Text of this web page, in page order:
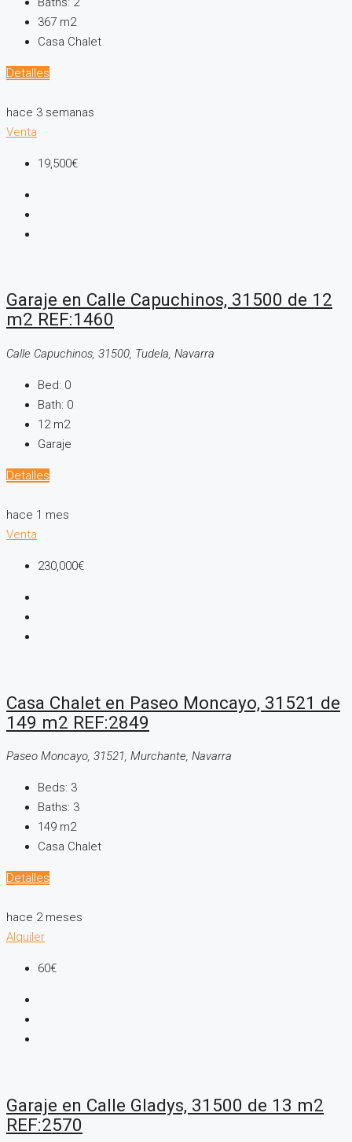
367 m2
Casa Chalet
Detalles
hace 3 semanas
Venta
19,500€
Garaje en Calle Capuchinos, 31500 de 12
m2 REF:1460
Calle Capuchinos, 31500, Tudela, Navarra
Bed: 0
Bath: 0
12 m2
Garaje
Detalles
hace 1 mes
Venta
230,000€
Casa Chalet en Paseo Moncayo, 31521 de
149 m2 REF:2849
Paseo Moncayo, 31521, Murchante, Navarra
Beds: 3
Baths: 3
149 m2
Casa Chalet
Detalles
hace 2 meses
Alquiler
60€
Garaje en Calle Gladys, 31500 de 13 m2
REF:2570